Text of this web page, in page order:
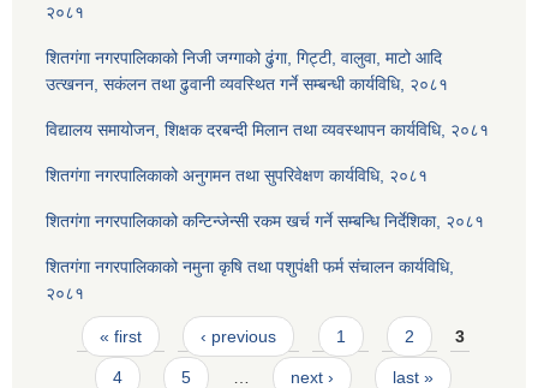
२०८१
शितगंगा नगरपालिकाको निजी जग्गाको ढुंगा, गिट्टी, वालुवा, माटो आदि
उत्खनन, सकंलन तथा ढुवानी व्यवस्थित गर्ने सम्बन्धी कार्यविधि, २०८१
विद्यालय समायोजन, शिक्षक दरबन्दी मिलान तथा व्यवस्थापन कार्यविधि, २०८१
शितगंगा नगरपालिकाको अनुगमन तथा सुपरिवेक्षण कार्यविधि, २०८१
शितगंगा नगरपालिकाको कन्टिन्जेन्सी रकम खर्च गर्ने सम्बन्धि निर्देशिका, २०८१
शितगंगा नगरपालिकाको नमुना कृषि तथा पशुपंक्षी फर्म संचालन कार्यविधि,
२०८१
Pages
« first ‹ previous 1 2 3
4 5 next › last »